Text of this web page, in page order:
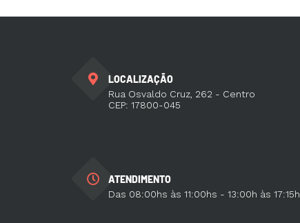
LOCALIZAÇÃO
Rua Osvaldo Cruz, 262 - Centro
CEP: 17800-045
ATENDIMENTO
Das 08:00hs às 11:00hs - 13:00h às 17:15h